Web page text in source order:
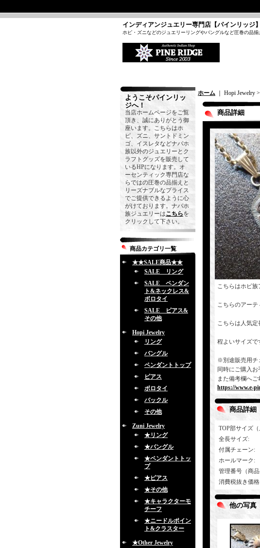
インディアンジュエリー専門店【パインリッジ】
ホピ・ズニなどのジュエリーリングやバングルなど圧巻の品揃
ようこそパインリッ
ジへ！
当店ホームページをご覧
頂き、誠にありがとう御
座います。こちらはホ
ピ、ズニ、サントドミン
ゴ、イスレタなどナバホ
族以外のジュエリーとク
ラフトグッズを販売して
いるHPになります。オ
ーセンティック専門店な
らではの圧巻の品揃えと
リーズナブルなプライス
でご提供できるように心
がけております。ナバホ
族ジュエリーはこちらを
クリックして下さい。
商品カテゴリ一覧
★★SALE商品★★
SALE リング
SALE ペンダン
ト&ネックレス&
ボロタイ
SALE ピアス&
その他
Hopi Jewelry
リング
バングル
ペンダントトップ
ピアス
ボロタイ
バックル
その他
Zuni Jewelry
★リング
★バングル
★ペンダントトッ
プ
★ピアス
★その他
★キャラクターモ
チーフ
★ニードルポイン
ト&クラスター
★Other Jewelry
ホーム ｜ Hopi Jewelry >
商品詳細
こちらはホピ族
こちらのアーテ
こちらは人気定
程よいサイズで
※別途販売用チ
同時にご購入お
また備考欄へご
https://www.e-
商品詳細
TOP部サイズ（
全長サイズ:
付属チェーン:
ホールマーク :
管理番号（商品
消費税抜き価格
他の写真